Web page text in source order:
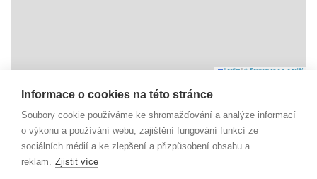
Leaflet|© Seznam.cz a.s. a další
Náměstí Svobody 6
738 01 Frýdek-Místek
IČO: 29392055
Informace o cookies na této stránce
Soubory cookie používáme ke shromažďování a analýze informací
o výkonu a používání webu, zajištění fungování funkcí ze
sociálních médií a ke zlepšení a přizpůsobení obsahu a
reklam. Zjistit více